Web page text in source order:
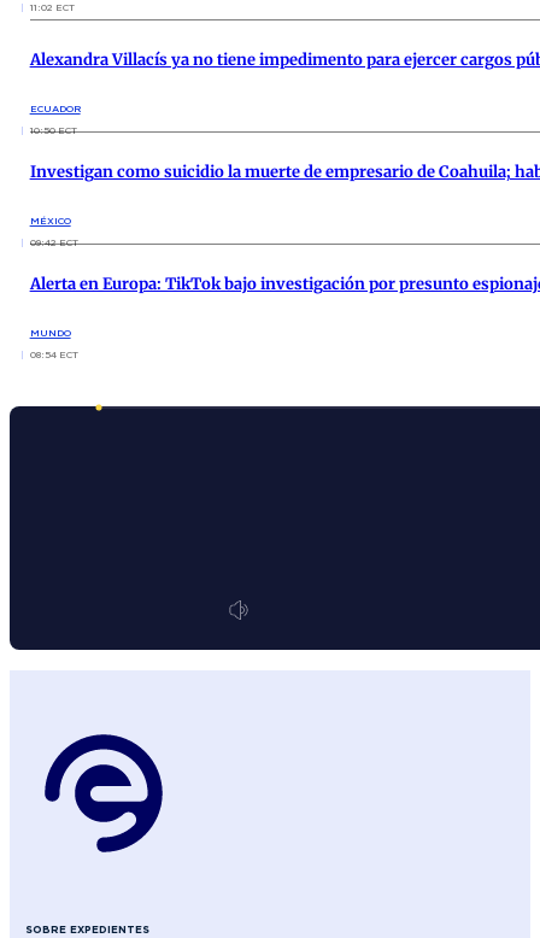
11:02 ECT
Alexandra Villacís ya no tiene impedimento para ejercer cargos
ECUADOR
10:50 ECT
Investigan como suicidio la muerte de empresario de Coahuila;
MÉXICO
09:42 ECT
Alerta en Europa: TikTok bajo investigación por presunto
MUNDO
08:54 ECT
SOBRE EXPEDIENTES